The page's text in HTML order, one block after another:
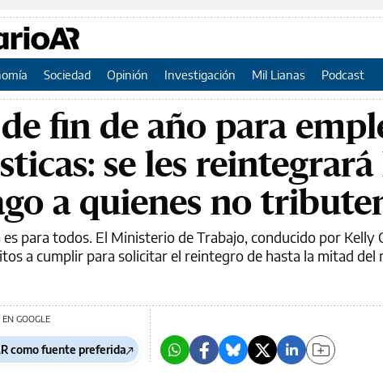
Sociedad Opinión Investigación Mil Lianas Podcast
fin de año para
se les
a quienes no
para todos. El Ministerio de Trabajo, conducido por Kelly
a cumplir para solicitar el reintegro de hasta la mitad del
GOOGLE
como fuente preferida